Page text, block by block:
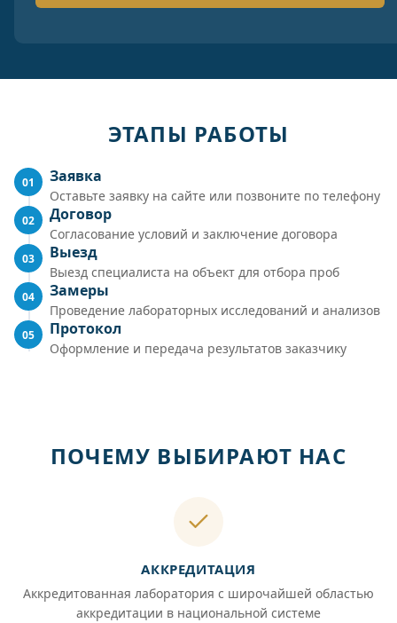
ЭТАПЫ РАБОТЫ
01 Заявка
Оставьте заявку на сайте или позвоните по телефону
02 Договор
Согласование условий и заключение договора
03 Выезд
Выезд специалиста на объект для отбора проб
04 Замеры
Проведение лабораторных исследований и анализов
05 Протокол
Оформление и передача результатов заказчику
ПОЧЕМУ ВЫБИРАЮТ НАС
АККРЕДИТАЦИЯ
Аккредитованная лаборатория с широчайшей областью
аккредитации в национальной системе